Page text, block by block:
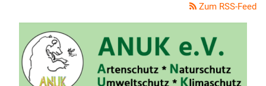
Zum RSS-Feed